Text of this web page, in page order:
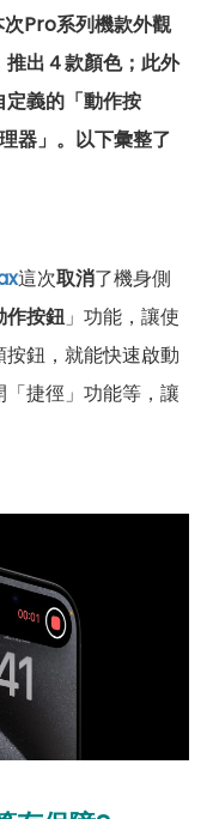
次Pro系列機款外觀
推出４款顏色；此外
義的「動作按
器」。以下彙整了
這次取消了機身側
作按鈕」功能，讓使
鈕，就能快速啟動
「捷徑」功能等，讓